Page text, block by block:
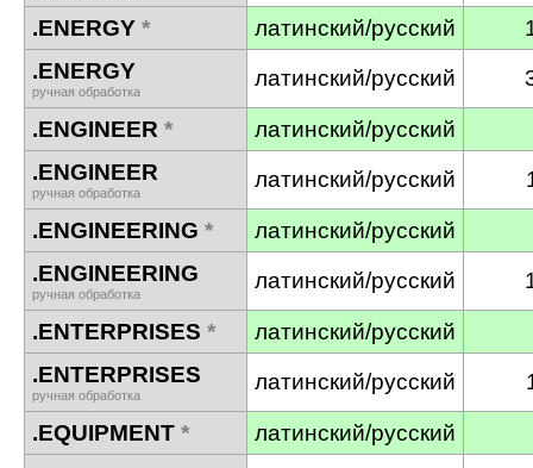
.ENERGY * латинский/русский
.ENERGY
ручная обработка
латинский/русский
.ENGINEER *
латинский/русский
.ENGINEER
ручная обработка
латинский/русский
.ENGINEERING *
латинский/русский
.ENGINEERING
ручная обработка
латинский/русский
.ENTERPRISES *
латинский/русский
.ENTERPRISES
ручная обработка
латинский/русский
.EQUIPMENT *
латинский/русский